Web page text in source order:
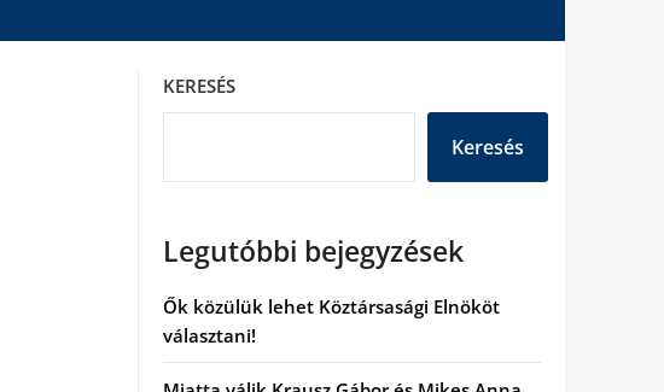
KERESÉS
Keresés
Legutóbbi bejegyzések
Ők közülük lehet Köztársasági Elnököt
választani!